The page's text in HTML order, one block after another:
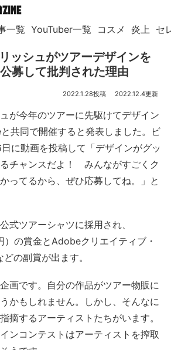
一覧 YouTuber一覧 コスメ 炎上 セ
ッシュがツアーデザインを
募して批判された理由
2022.1.28 2022.12.4
が今年のツアーに先駆けてデザイン
共同で開催すると発表しました。ビ
に動画を投稿して「デザインがグッ
チャンスだよ！ みんながすごくク
ってるから、ぜひ応募してね。」と
式ツアーシャツに採用され、
の賞金とAdobeクリエイティブ・
の副賞が出ます。
画です。自分の作品がツアー物販に
かもしれません。しかし、そんなに
摘するアーティストたちがいます。
ンコンテストはアーティストを搾取